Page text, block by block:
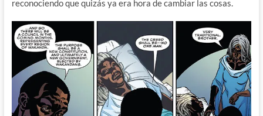
reconociendo que quizás ya era hora de cambiar las cosas.